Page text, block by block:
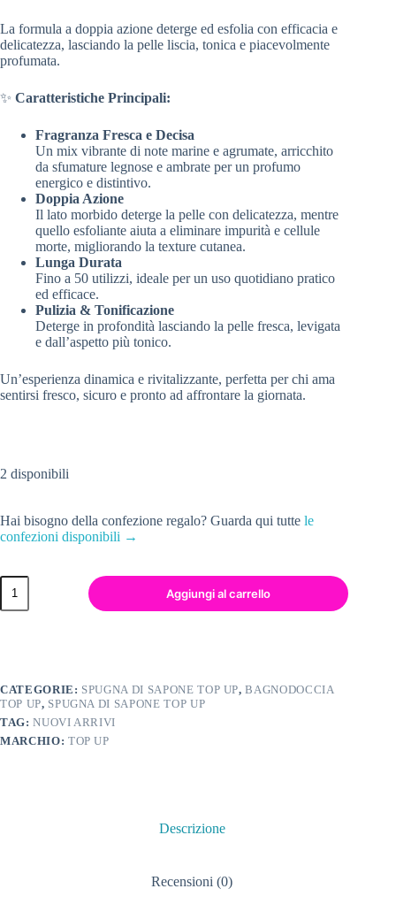
La formula a doppia azione deterge ed esfolia con efficacia e
delicatezza, lasciando la pelle liscia, tonica e piacevolmente
profumata.
✨ Caratteristiche Principali:
Fragranza Fresca e Decisa
Un mix vibrante di note marine e agrumate, arricchito
da sfumature legnose e ambrate per un profumo
energico e distintivo.
Doppia Azione
Il lato morbido deterge la pelle con delicatezza, mentre
quello esfoliante aiuta a eliminare impurità e cellule
morte, migliorando la texture cutanea.
Lunga Durata
Fino a 50 utilizzi, ideale per un uso quotidiano pratico
ed efficace.
Pulizia & Tonificazione
Deterge in profondità lasciando la pelle fresca, levigata
e dall’aspetto più tonico.
Un’esperienza dinamica e rivitalizzante, perfetta per chi ama
sentirsi fresco, sicuro e pronto ad affrontare la giornata.
2 disponibili
Hai bisogno della confezione regalo? Guarda qui tutte le
confezioni disponibili →
Aggiungi al carrello
CATEGORIE: SPUGNA DI SAPONE TOP UP,BAGNODOCCIA
TOP UP, SPUGNA DI SAPONE TOP UP
TAG:NUOVI ARRIVI
MARCHIO: TOP UP
Descrizione
Recensioni (0)